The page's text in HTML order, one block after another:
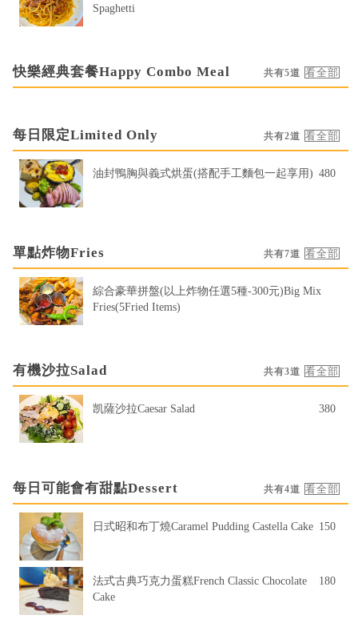
Spaghetti
快樂經典套餐Happy Combo Meal 共有5道
每日限定Limited Only 共有2道
油封鴨胸與義式烘蛋(搭配手工麵包一起享用) 480
單點炸物Fries 共有7道
綜合豪華拼盤(以上炸物任選5種-300元)Big Mix
Fries(5Fried Items)
有機沙拉Salad 共有3道
凯薩沙拉Caesar Salad 380
每日可能會有甜點Dessert 共有4道
日式昭和布丁燒Caramel Pudding Castella Cake 150
法式古典巧克力蛋糕French Classic Chocolate
Cake
180